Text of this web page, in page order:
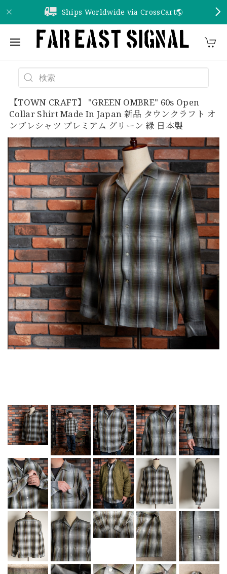
Ships Worldwide via CrossCart🌎️
【TOWN CRAFT】 "GREEN OMBRE" 60s Open
Collar Shirt Made In Japan 新品 タウンクラフト オ
ンブレシャツ プレミアム グリーン 緑 日本製